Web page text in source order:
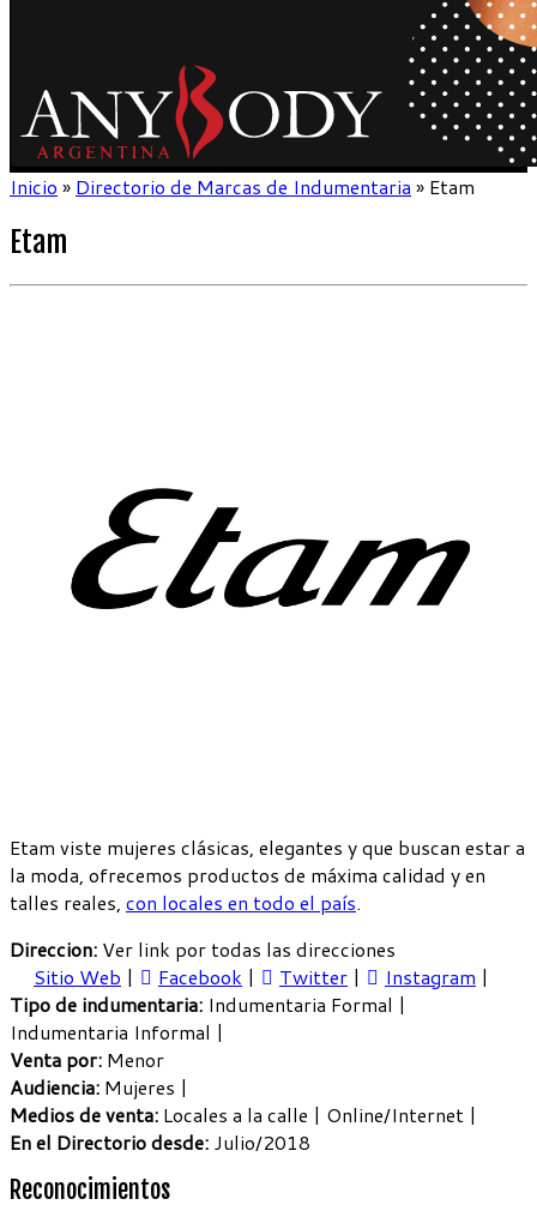
Inicio » Directorio de Marcas de Indumentaria » Etam
Etam
Etam viste mujeres clásicas, elegantes y que buscan estar a
la moda, ofrecemos productos de máxima calidad y en
talles reales, con locales en todo el país.
Direccion: Ver link por todas las direcciones
Sitio Web | Facebook | Twitter | Instagram |
Tipo de indumentaria: Indumentaria Formal |
Indumentaria Informal |
Venta por: Menor
Audiencia: Mujeres |
Medios de venta: Locales a la calle | Online/Internet |
En el Directorio desde: Julio/2018
Reconocimientos